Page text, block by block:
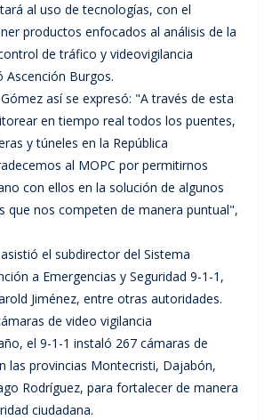
al uso de tecnologías, con el
productos enfocados al análisis de la
de tráfico y videovigilancia
Ascención Burgos.
así se expresó: "A través de esta
en tiempo real todos los puentes,
y túneles en la República
al MOPC por permitirnos
con ellos en la solución de algunos
que nos competen de manera puntual",
el subdirector del Sistema
a Emergencias y Seguridad 9-1-1,
Jiménez, entre otras autoridades.
de video vigilancia
el 9-1-1 instaló 267 cámaras de
las provincias Montecristi, Dajabón,
Rodríguez, para fortalecer de manera
ciudadana.